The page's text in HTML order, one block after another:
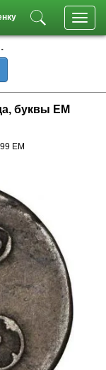
буквы ЕМ
ЕМ